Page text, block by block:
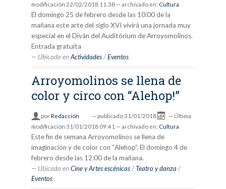
modificación 22/02/2018 11:38 — archivado en: Cultura
El domingo 25 de febrero desde las 10:00 de la
mañana este arte del siglo XVI vivirá una jornada muy
especial en el Diván del Auditórium de Arroyomolinos.
Entrada gratuita
Ubicado en Actividades /Eventos
Arroyomolinos se llena de
color y circo con “Alehop!”
porRedacción — publicado31/01/2018 — Última
modificación 31/01/2018 09:41 — archivado en: Cultura
Este fin de semana Arroyomolinos se llena de
imaginación y de color con “Alehop”. El domingo 4 de
febrero desde las 12:00 de la mañana.
Ubicado en Cine y Artes escénicas /Teatro y danza /
Eventos